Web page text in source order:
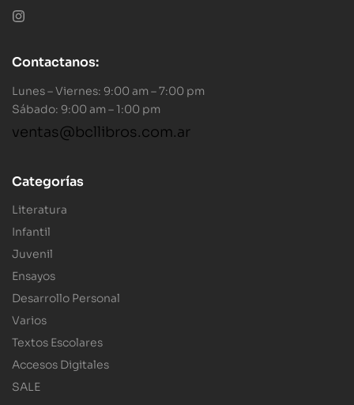
Contactanos:
Lunes – Viernes: 9:00 am – 7:00 pm
Sábado: 9:00 am – 1:00 pm
ventas@bcllibros.com.ar
Categorías
Literatura
Infantil
Juvenil
Ensayos
Desarrollo Personal
Varios
Textos Escolares
Accesos Digitales
SALE